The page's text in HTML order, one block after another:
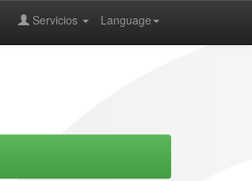
Language
Servicios